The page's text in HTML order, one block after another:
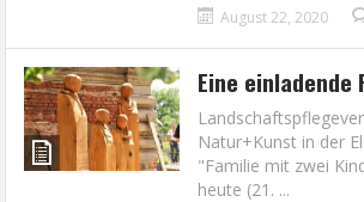
August 22, 2020
Eine einladende
Natur+Kunst in der
"Familie mit zwei
heute (21. ...